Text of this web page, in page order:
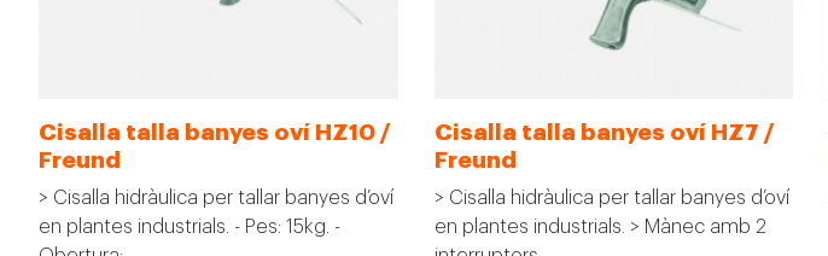
Cisalla talla banyes oví HZ10 /
Freund
> Cisalla hidràulica per tallar banyes d’oví
en plantes industrials. - Pes: 15kg. -
Cisalla talla banyes oví HZ7 /
Freund
> Cisalla hidràulica per tallar banyes d’oví
en plantes industrials. > Mànec amb 2